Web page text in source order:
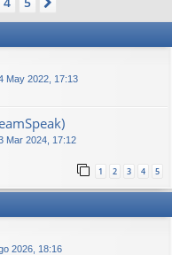
May 2022, 17:13
Mar 2024, 17:12
1 2 3 4 5
2026, 18:16